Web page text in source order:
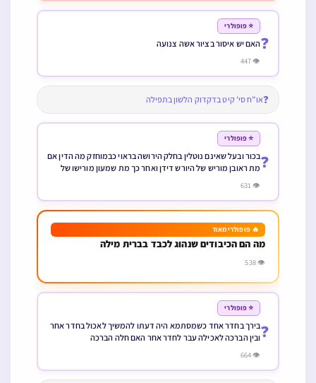
❓
⭐ פופולרי
האם יש איסור בציור אשה צנועה
👁 447
❓או”ח סי’ קיט בדקדוק הלשון בתפילה
❓
⭐ פופולרי
בכור ובעל שאינם נוטלין בחלק הירושה בראוי כבמוחזק מה הדין אם
מת ראובן מוריש של היורש דידן ואחר כך מת שמעון מורישו של
👁 631
🔥 פופולרי מאוד
מה הם הכיבודים שנהוג לכבד בברית מילה
👁 538
❓
⭐ פופולרי
בירך בחדר אחד כשמסתמא היה דעתו להמשיך לאכול בחדר אחר
ובין הברכה לאכילה עבר לחדר אחר האם חלה הברכה
👁 664